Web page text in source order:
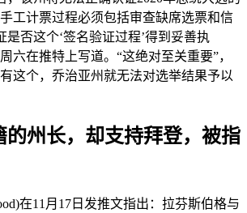
工计票过程必须包括审查缺席选票和信
否这个‘签名验证过程’得到妥善执
六在推特上写道。“这绝对至关重要”，
这个，乔治亚州就无法对选举结果予以
的州长，却支持拜登，被指
在11月17日发推文指出：拉芬斯伯格与